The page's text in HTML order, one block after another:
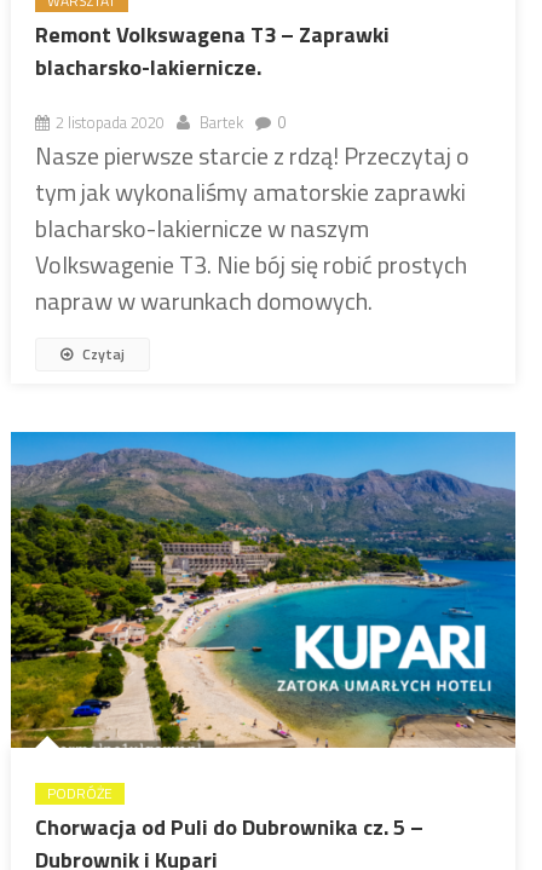
Remont Volkswagena T3 – Zaprawki
blacharsko-lakiernicze.
2 listopada 2020 Bartek 0
Nasze pierwsze starcie z rdzą! Przeczytaj o
tym jak wykonaliśmy amatorskie zaprawki
blacharsko-lakiernicze w naszym
Volkswagenie T3. Nie bój się robić prostych
napraw w warunkach domowych.
Czytaj
PODRÓŻE
Chorwacja od Puli do Dubrownika cz. 5 –
Dubrownik i Kupari